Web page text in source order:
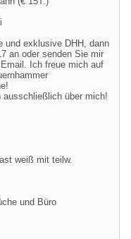
und exklusive DHH, dann
an oder senden Sie mir
Ich freue mich auf
ausschließlich über mich!
weiß mit teilw.
und Büro